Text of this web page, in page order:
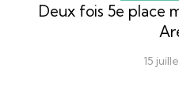
Deux fois 5e place
15